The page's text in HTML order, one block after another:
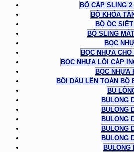
BỘ CÁP SLING
BỘ KHÓA
BỘ ỐC
BỘ SLING
BỌC
BỌC NHỰA
BỌC NHỰA LÕI CÁP
BỌC NHỰA
BÔI DẦU LÊN TOÀN BỘ
BU
BULONG
BULONG
BULONG
BULONG
BULONG
BULONG